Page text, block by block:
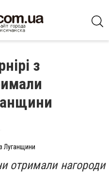
з
Луганщини
отримали нагороди